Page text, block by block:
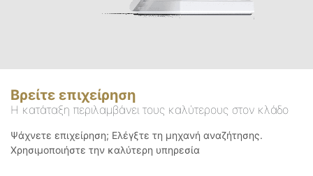
Βρείτε επιχείρηση
Η κατάταξη περιλαμβάνει τους καλύτερους στον κλάδο
Ψάχνετε επιχείρηση; Ελέγξτε τη μηχανή αναζήτησης.
Χρησιμοποιήστε την καλύτερη υπηρεσία